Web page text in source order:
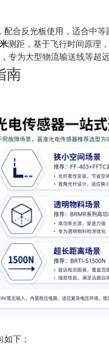
，配合反光板使用，适合中等
米测距，基于飞行时间原理
，专为大型物流输送线等超
南
下：